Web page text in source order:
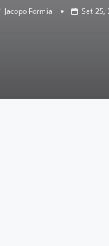
Jacopo Formia Set 25,